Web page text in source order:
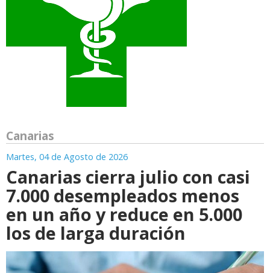
Canarias
Martes, 04 de Agosto de 2026
Canarias cierra julio con casi
7.000 desempleados menos
en un año y reduce en 5.000
los de larga duración